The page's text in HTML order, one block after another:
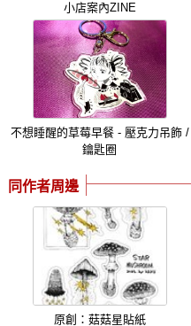
小店案內ZINE
不想睡醒的草莓早餐 - 壓克力吊飾 /
鑰匙圈
同作者周邊
原創：菇菇星貼紙